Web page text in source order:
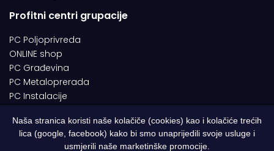
Profitni centri grupacije
PC Poljoprivreda
ONLINE shop
PC Građevina
PC Metaloprerada
PC Instalacije
© 1994-2026 | ITC d.o.o. Zenica. Sva prava pridržana | Designed by
Naša stranica koristi naše kolačiče (cookies) kao i kolačiće trećih
lica (google, facebook) kako bi smo unaprijedili svoje usluge i
usmjerili naše marketinške promocije.